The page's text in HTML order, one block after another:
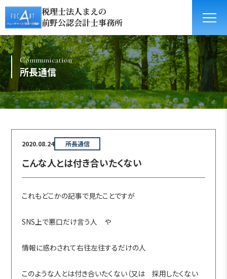
税理士法人まえの
前野公認会計士事務所
Communication
所長通信
2020.08.24 所長通信
こんな人とは付き合いたくない
これもどこかの記事で見たことですが
SNS上で悪口だけ言う人 や
情報に惑わされて右往左往するだけの人
このような人とは付き合いたくない（又は 採用したくない